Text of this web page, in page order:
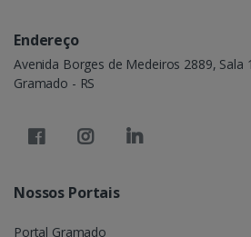
Endereço
Avenida Borges de Medeiros 2889, Sala
Gramado - RS
Nossos Portais
Portal Gramado